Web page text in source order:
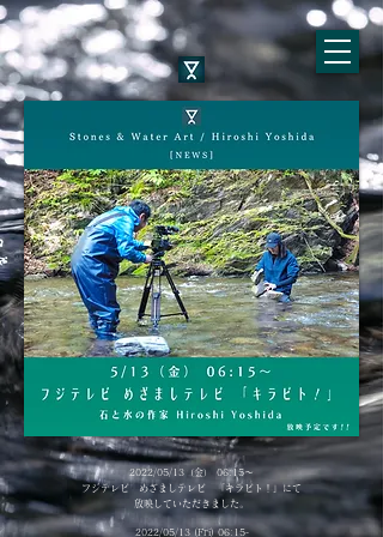
2022/05/13（金） 06:15〜
​フジテレビ めざましテレビ 「キラビト！」にて
放映していただきました。
2022/05/13 (Fri) 06:15-